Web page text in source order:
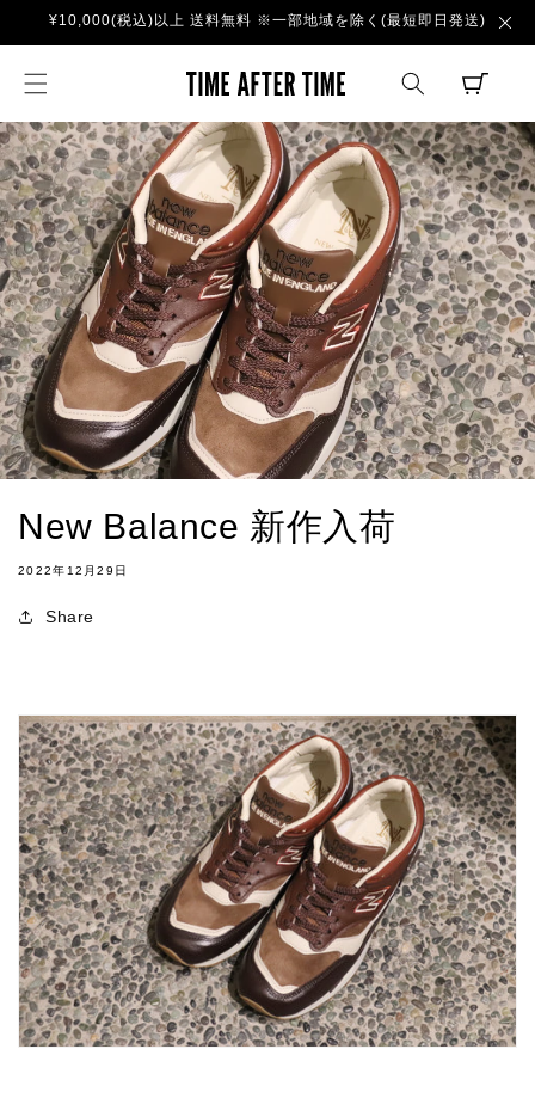
ンツに
進む
¥10,000(税込)以上 送料無料 ※一部地域を除く(最短即日発送)
TIME AFTER
CART
New Balance 新作入荷
2022年12月29日
Share